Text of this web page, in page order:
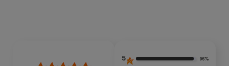
5 96%